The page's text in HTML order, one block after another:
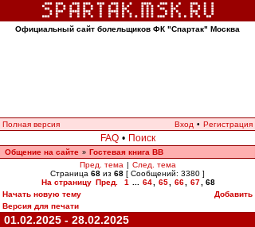
Официальный сайт болельщиков ФК "Спартак" Москва
Полная версия Вход • Регистрация
FAQ • Поиск
Общение на сайте » Гостевая книга ВВ
Пред. тема | След. тема
Страница 68 из 68 [ Сообщений: 3380 ]
На страницу Пред. 1 64 65 66 67
68
Начать новую тему
Добавить
Версия для печати
01.02.2025 - 28.02.2025